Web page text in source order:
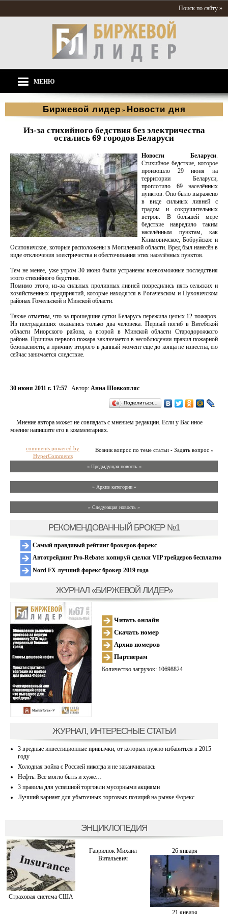
Поиск по сайту »
МЕНЮ
Биржевой лидер » Новости дня
Из-за стихийного бедствия без электричества
остались 69 городов Беларуси
Новости Беларуси.
Стихийное бедствие, которое
произошло 29 июня на
территории Беларуси,
проглотило 69 населённых
пунктов. Оно было выражено
в виде сильных ливней с
градом и сокрушительных
ветров. В большей мере
бедствие навредило таким
населённым пунктам, как
Климовичское, Бобруйское и
Осиповичское, которые расположены в Могилевкой области. Вред был нанесён в
виде отключения электричества и обесточивания этих населённых пунктов.
Тем не менее, уже утром 30 июня были устранены всевозможные последствия
этого стихийного бедствия.
Помимо этого, из-за сильных проливных ливней повредились пять сельских и
хозяйственных предприятий, которые находятся в Рогачевском и Пуховичском
районах Гомельской и Минской области.
Также отметим, что за прошедшие сутки Беларусь пережила целых 12 пожаров.
Из пострадавших оказались только два человека. Первый погиб в Витебской
области Миорского района, а второй в Минской области Стародорожкого
района. Причина первого пожара заключается в несоблюдении правил пожарной
безопасности, а причину второго в данный момент еще до конца не известна, ею
сейчас занимается следствие.
30 июня 2011 г. 17:57 Автор: Анна Шовкопляс
Поделиться…
Мнение автора может не совпадать с мнением редакции. Если у Вас иное
мнение напишите его в комментариях.
Возник вопрос по теме статьи - Задать вопрос »
comments powered by
HyperComments
« Предыдущая новость «
» Архив категории «
» Следующая новость »
РЕКОМЕНДОВАННЫЙ БРОКЕР №1
Самый правдивый рейтинг брокеров форекс
Автотрейдинг Pro-Rebate: копируй сделки VIP трейдеров бесплатно
Nord FX лучший форекс брокер 2019 года
ЖУРНАЛ «БИРЖЕВОЙ ЛИДЕР»
Читать онлайн
Скачать номер
Архив номеров
Партнерам
Количество загрузок: 10698824
ЖУРНАЛ, ИНТЕРЕСНЫЕ СТАТЬИ
3 вредные инвестиционные привычки, от которых нужно избавиться в 2015
году
Холодная война с Россией никогда и не заканчивалась
Нефть: Все могло быть и хуже…
3 правила для успешной торговли мусорными акциями
Лучший вариант для убыточных торговых позиций на рынке Форекс
ЭНЦИКЛОПЕДИЯ
Страховая система США
Гаврилюк Михаил
Витальевич
26 января
21 января